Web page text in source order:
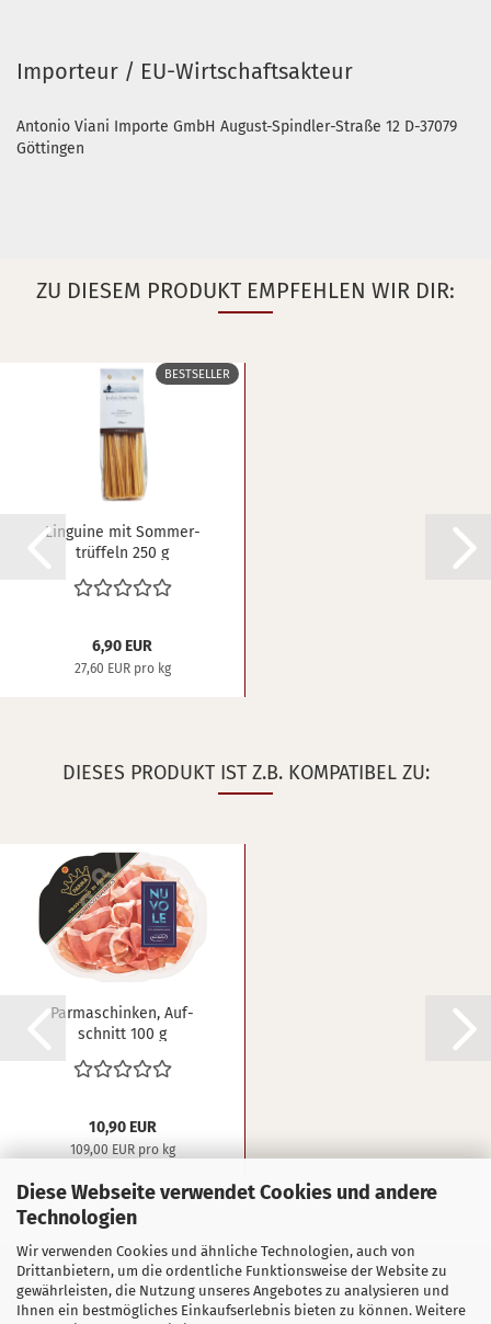
Diese Webseite verwendet Cookies und andere
Technologien
Wir verwenden Cookies und ähnliche Technologien, auch von
Drittanbietern, um die ordentliche Funktionsweise der Website zu
gewährleisten, die Nutzung unseres Angebotes zu analysieren und
Ihnen ein bestmögliches Einkaufserlebnis bieten zu können. Weitere
Importeur / EU-Wirtschaftsakteur
Antonio Viani Importe GmbH August-Spindler-Straße 12 D-37079
Göttingen
ZU DIESEM PRODUKT EMPFEHLEN WIR DIR:
BESTSELLER
Lin­gui­ne mit Som­mer­
trüf­feln 250 g
6,90 EUR
27,60 EUR pro kg
DIESES PRODUKT IST Z.B. KOMPATIBEL ZU:
Par­ma­schin­ken, Auf­
schnitt 100 g
10,90 EUR
109,00 EUR pro kg
Sitzung unterbrochen Impressum
Kontakt
Versand- & Zahlungsbedingungen